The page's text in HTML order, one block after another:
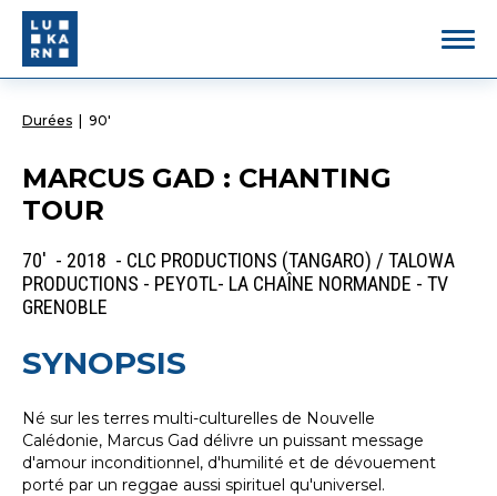
Durées 90'
MARCUS GAD : CHANTING
TOUR
70' - 2018 - CLC PRODUCTIONS (TANGARO) / TALOWA
PRODUCTIONS - PEYOTL- LA CHAÎNE NORMANDE - TV
GRENOBLE
SYNOPSIS
Né sur les terres multi-culturelles de Nouvelle
Calédonie, Marcus Gad délivre un puissant message
d'amour inconditionnel, d'humilité et de dévouement
porté par un reggae aussi spirituel qu'universel.